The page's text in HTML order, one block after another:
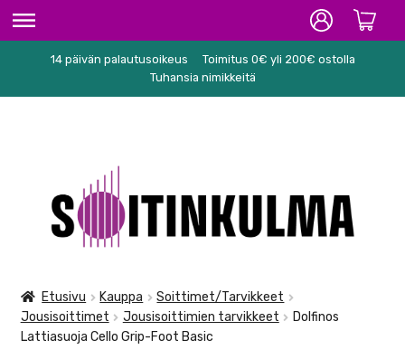
ETUSIVU
KARAOKE
NUOTIT
TARVIKKEET
14 päivän palautusoikeus
Toimitus 0€ yli 200€ ostolla
Tuhansia nimikkeitä
navigointiin
sisältöön
Etusivu Kauppa
Soittimet/Tarvikkeet
Jousisoittimet
Jousisoittimien tarvikkeet
Dolfinos
Lattiasuoja Cello Grip-Foot Basic